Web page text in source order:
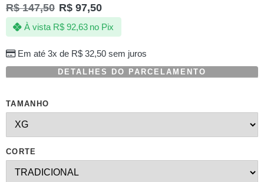
R$147,50 R$ 97,50
Em até 3x de R$32,50sem juros
À vista R$92,63 no Pix
DETALHES DO PARCELAMENTO
TAMANHO
CORTE